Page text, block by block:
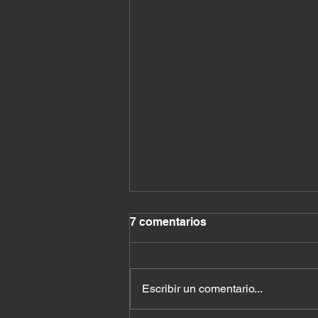
7 comentarios
Escribir un comentario...